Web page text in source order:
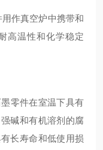
作真空炉中携带和
高温性和化学稳定
零件在室温下具有
碱和有机溶剂的腐
长寿命和低使用损